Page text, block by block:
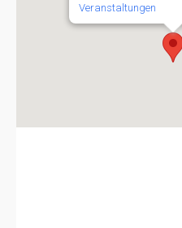
Veranstaltungen